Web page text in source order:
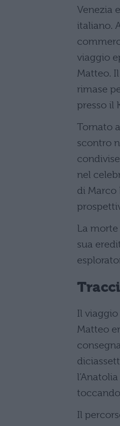
Venezia
italiano.
viaggio
Matteo.
rimase
presso il
Tornato
scontro
nel
di Marco
La morte
sua
Il
Matteo
Il